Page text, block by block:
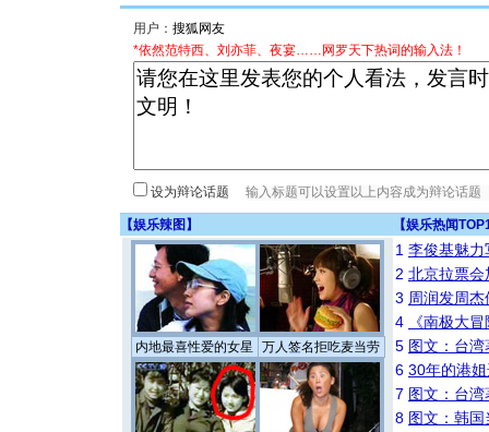
用户：
*依然范特西、刘亦菲、夜宴……网罗天下热词的输入法！
设为辩论话题
【娱乐辣图 】 【娱乐热闻
内地最喜性爱的女星 万人签名拒吃麦当劳
1 李俊基魅力
2 北京拉票
3 周润发周
4
《南极大
5 图文：台
6 30年的港
7 图文：台
8 图文：韩